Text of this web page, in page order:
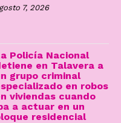
7, 2026
Policía Nacional
en Talavera a
grupo criminal
en robos
viviendas cuando
a actuar en un
residencial